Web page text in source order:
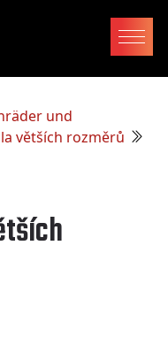
und
větších rozměrů